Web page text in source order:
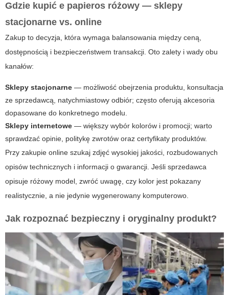
Gdzie kupić e papieros różowy — sklepy
stacjonarne vs. online
Zakup to decyzja, która wymaga balansowania między ceną,
dostępnością i bezpieczeństwem transakcji. Oto zalety i wady obu
kanałów:
Sklepy stacjonarne — możliwość obejrzenia produktu, konsultacja
ze sprzedawcą, natychmiastowy odbiór; często oferują akcesoria
dopasowane do konkretnego modelu.
Sklepy internetowe — większy wybór kolorów i promocji; warto
sprawdzać opinie, politykę zwrotów oraz certyfikaty produktów.
Przy zakupie online szukaj zdjęć wysokiej jakości, rozbudowanych
opisów technicznych i informacji o gwarancji. Jeśli sprzedawca
opisuje różowy model, zwróć uwagę, czy kolor jest pokazany
realistycznie, a nie jedynie wygenerowany komputerowo.
Jak rozpoznać bezpieczny i oryginalny produkt?